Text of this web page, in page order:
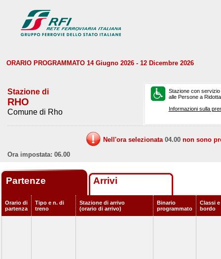
ORARIO PROGRAMMATO 14 Giugno 2026 - 12 Dicembre 2026
Stazione di
RHO
Comune di Rho
Stazione con
alle Persone a
Informazioni sulla
Nell'ora selezionata 04.00 non sono
Ora impostata: 06.00
Partenze Arrivi
Orario di
partenza
Tipo e n. di
treno
Stazione di arrivo
(orario di arrivo)
Binario
programmato
Classi
bordo